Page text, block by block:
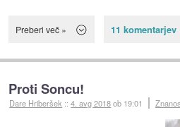
Preberi več » 11 komentarjev
Proti Soncu!
Dare Hriberšek ::4. avg 2018ob 19:01